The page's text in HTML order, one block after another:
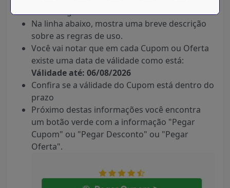
Na linha abaixo, mostra uma breve descrição
sobre as regras de uso.
Você vai notar que em cada Cupom ou Oferta
existe uma data de válidade como está:
Válidade até: 06/08/2026
Confira se a válidade do Cupom está dentro do
prazo
Próximo destas informações você encontra
um botão verde com a informação "Pegar
Cupom" ou "Pegar Desconto" ou "Pegar
Oferta".